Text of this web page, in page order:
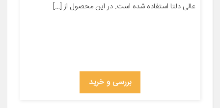
عالی دلتا استفاده شده است. در این محصول از […]
بررسی و خرید